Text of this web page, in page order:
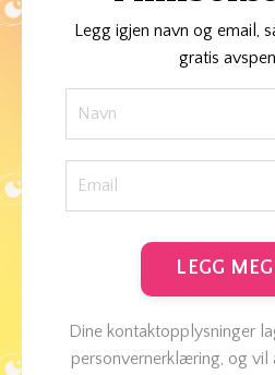
Legg igjen navn og email,
gratis
LEGG
Dine kontaktopplysninger
personvernerklæring, og vil